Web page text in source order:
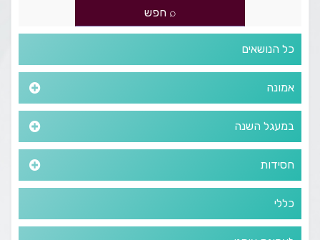
כל הנושאים
אמונה
במעגל השנה
חסידות
כללי